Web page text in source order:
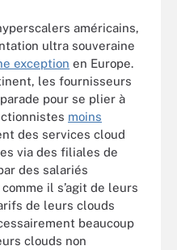
américains,
ultra souveraine
exception en Europe.
les fournisseurs
pour se plier à
moins
des services cloud
via des filiales de
des salariés
il s’agit de leurs
de leurs clouds
beaucoup
clouds non